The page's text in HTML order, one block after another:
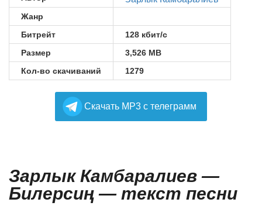
Жанр
Битрейт
128 кбит/с
Размер
3,526 MB
Кол-во скачиваний
1279
Cкачать MP3 с телеграмм
Зарлык Камбаралиев —
Билерсиң — текст песни